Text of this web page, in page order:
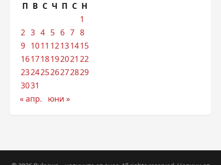
П В С Ч П С Н
1
2 3 4 5 6 7 8
9 1011 12131415
161718192021 22
23242526272829
3031
« апр.
юни »